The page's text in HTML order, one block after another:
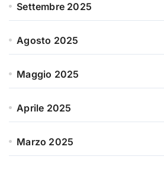
Settembre 2025
Agosto 2025
Maggio 2025
Aprile 2025
Marzo 2025